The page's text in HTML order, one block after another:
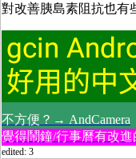
對改善胰島素阻抗也有
不方便？→ AndCamera
覺得鬧鐘/行事曆有改
edited: 3